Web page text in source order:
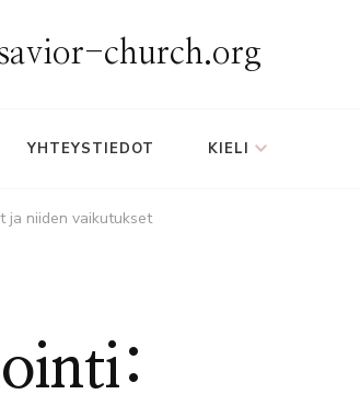
church.org
YHTEYSTIEDOT KIELI
ja niiden vaikutukset